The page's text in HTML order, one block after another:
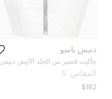
دنيس باسو
جاكيت قصير من الجلد الأبيض دنيس
باسو بسحاب مقاس صغير
المقاس: S
$182